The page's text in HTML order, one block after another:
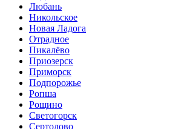
Любань
Никольское
Новая Ладога
Отрадное
Пикалёво
Приозерск
Приморск
Подпорожье
Ропша
Рощино
Светогорск
Сертолово